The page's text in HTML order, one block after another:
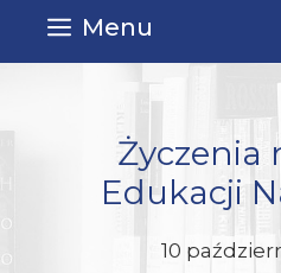
Menu
Życzenia
Edukacji
10